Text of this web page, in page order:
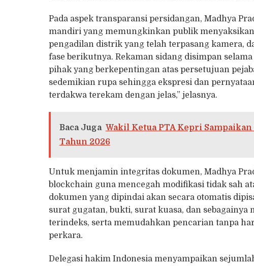
Pada aspek transparansi persidangan, Madhya
mandiri yang memungkinkan publik
pengadilan distrik yang telah terpasang kamera,
fase berikutnya. Rekaman sidang disimpan
pihak yang berkepentingan atas persetujuan
sedemikian rupa sehingga ekspresi dan
terdakwa terekam dengan jelas,” jelasnya.
Baca Juga Wakil Ketua PTA Kepri
Tahun 2026
Untuk menjamin integritas dokumen, Madhya
blockchain guna mencegah modifikasi tidak sah
dokumen yang dipindai akan secara otomatis
surat gugatan, bukti, surat kuasa, dan
terindeks, serta memudahkan pencarian tanpa
perkara.
Delegasi hakim Indonesia menyampaikan